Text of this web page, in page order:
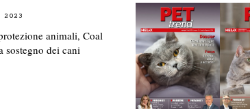
animali, Coal
sostegno dei cani